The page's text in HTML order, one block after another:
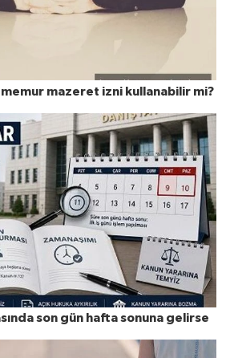
memur mazeret izni kullanabilir mi?
son gün hafta sonuna gelirse